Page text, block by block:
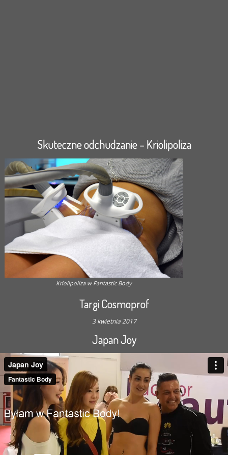
Skuteczne odchudzanie – Kriolipoliza
Kriolipoliza w Fantastic Body
Targi Cosmoprof
3 kwietnia 2017
Japan Joy